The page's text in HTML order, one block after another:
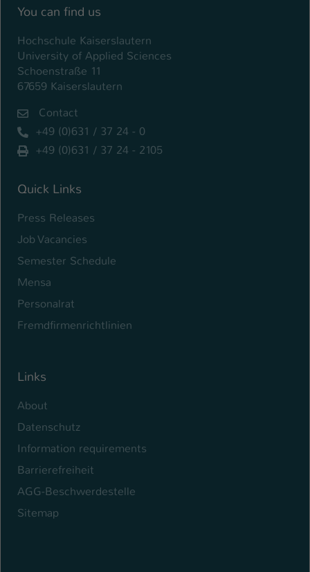
You can find us
Hochschule Kaiserslautern
University of Applied Sciences
Schoenstraße 11
67659 Kaiserslautern
Contact
+49 (0)631 / 37 24 - 0
+49 (0)631 / 37 24 - 2105
Quick Links
Press Releases
Job Vacancies
Semester Schedule
Mensa
Personalrat
Fremdfirmenrichtlinien
Links
About
Datenschutz
Information requirements
Barrierefreiheit
AGG-Beschwerdestelle
Sitemap